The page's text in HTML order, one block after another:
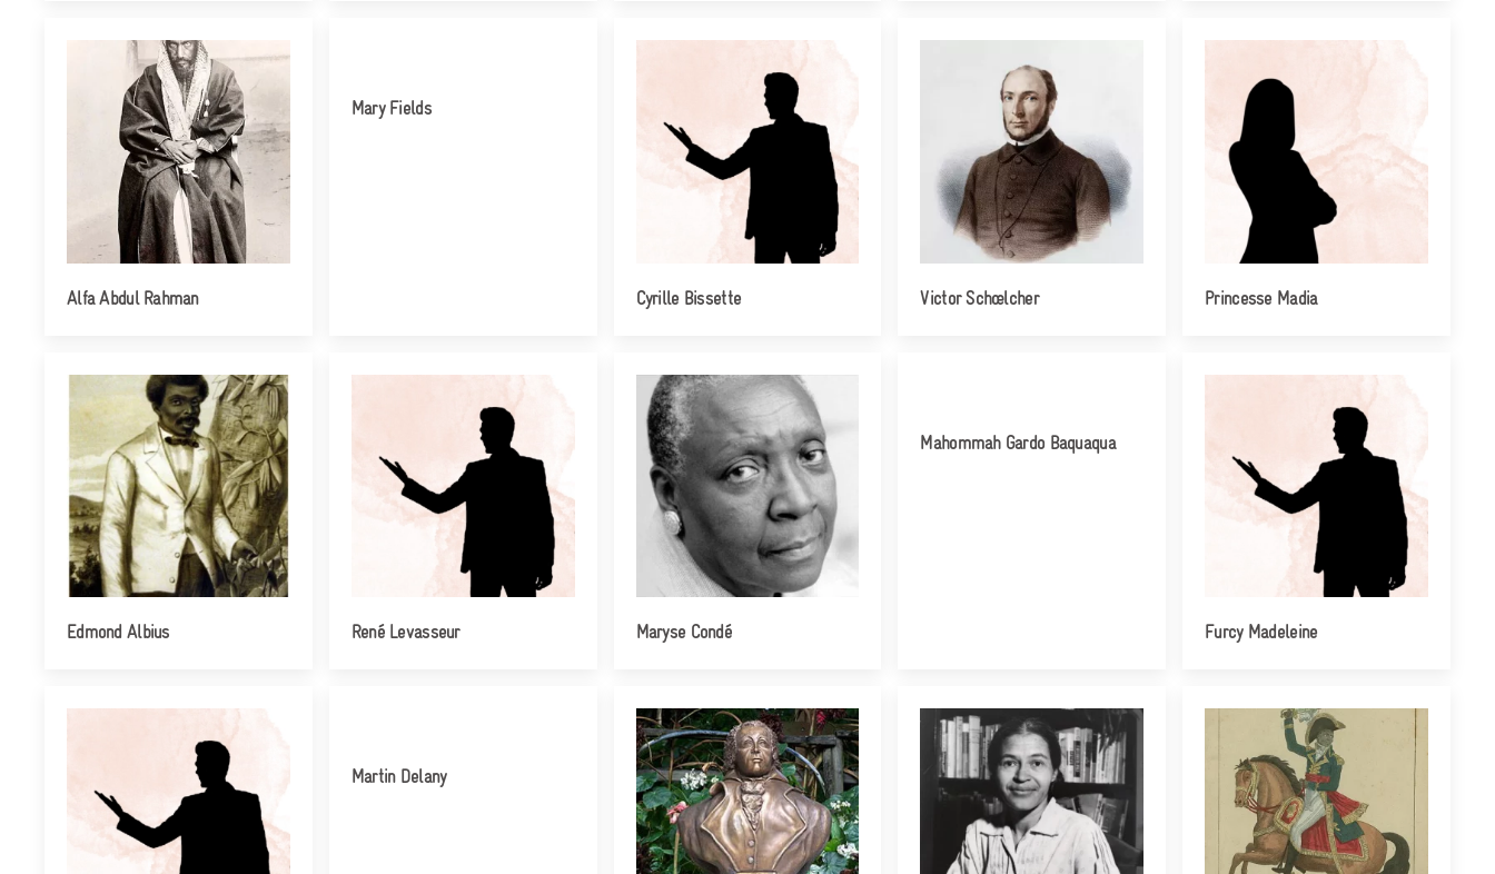
Alfa Abdul Rahman
Mary Fields
Cyrille Bissette Victor Schœlcher Princesse Madia
Edmond Albius René Levasseur Maryse Condé
Mahommah Gardo Baquaqua
Furcy Madeleine
Martin Delany